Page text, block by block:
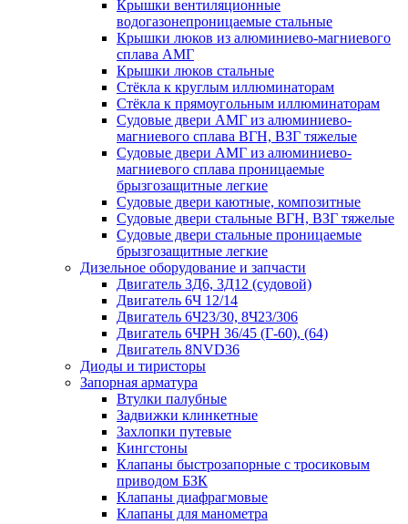
Крышки вентиляционные
водогазонепроницаемые стальные
Крышки люков из алюминиево-магниевого
сплава АМГ
Крышки люков стальные
Стёкла к круглым иллюминаторам
Стёкла к прямоугольным иллюминаторам
Судовые двери АМГ из алюминиево-
магниевого сплава ВГН, ВЗГ тяжелые
Судовые двери АМГ из алюминиево-
магниевого сплава проницаемые
брызгозащитные легкие
Судовые двери каютные, композитные
Судовые двери стальные ВГН, ВЗГ тяжелые
Судовые двери стальные проницаемые
брызгозащитные легкие
Дизельное оборудование и запчасти
Двигатель 3Д6, 3Д12 (судовой)
Двигатель 6Ч 12/14
Двигатель 6Ч23/30, 8Ч23/306
Двигатель 6ЧРН 36/45 (Г-60), (64)
Двигатель 8NVD36
Диоды и тиристоры
Запорная арматура
Втулки палубные
Задвижки клинкетные
Захлопки путевые
Кингстоны
Клапаны быстрозапорные с тросиковым
приводом БЗК
Клапаны диафрагмовые
Клапаны для манометра